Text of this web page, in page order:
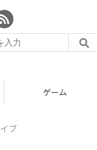
ゲーム
ブ